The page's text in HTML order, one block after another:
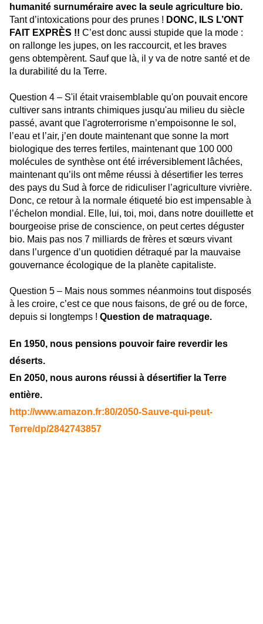
humanité surnuméraire avec la seule agriculture bio.
Tant d’intoxications pour des prunes ! DONC, ILS L’ONT
FAIT EXPRÈS !! C’est donc aussi stupide que la mode :
on rallonge les jupes, on les raccourcit, et les braves
gens obtempèrent. Sauf que là, il y va de notre santé et de
la durabilité du la Terre.
Question 4 – S'il était vraisemblable qu'on pouvait encore
cultiver sans intrants chimiques jusqu'au milieu du siècle
passé, avant que l'agroterrorisme n’empoisonne le sol,
l’eau et l’air, j’en doute maintenant que sonne la mort
biologique des terres fertiles, maintenant que 100 000
molécules de synthèse ont été irréversiblement lâchées,
maintenant qu’ils ont même réussi à désertifier les terres
des pays du Sud à force de ridiculiser l’agriculture vivrière.
Donc, ce retour à la normale étiqueté bio est impensable à
l’échelon mondial. Elle, lui, toi, moi, dans notre douillette et
bourgeoise prise de conscience, on peut certes déguster
bio. Mais pas nos 7 milliards de frères et sœurs vivant
dans l’urgence d’un quotidien détraqué par la mauvaise
gouvernance écologique de la planète capitaliste.
Question 5 – Mais nous sommes néanmoins tout disposés
à les croire, c’est ce que nous faisons, de gré ou de force,
depuis si longtemps ! Question de matraquage.
En 1950, nous pensions pouvoir faire reverdir les
déserts.
En 2050, nous aurons réussi à désertifier la Terre
entière.
http://www.amazon.fr:80/2050-Sauve-qui-peut-
Terre/dp/2842743857